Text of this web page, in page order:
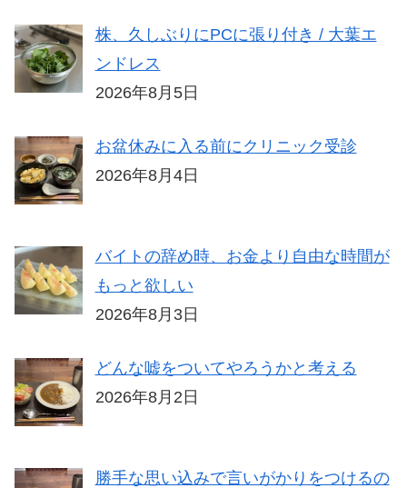
株、久しぶりにPCに張り付き / 大葉エ
ンドレス
2026年8月5日
お盆休みに入る前にクリニック受診
2026年8月4日
バイトの辞め時、お金より自由な時間が
もっと欲しい
2026年8月3日
どんな嘘をついてやろうかと考える
2026年8月2日
勝手な思い込みで言いがかりをつけるの